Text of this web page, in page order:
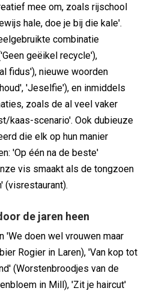
mee om, zoals rijschool
hale, doe je bij die kale'.
combinatie
geëikel recycle'),
fidus'), nieuwe woorden
'Jeselfie'), en inmiddels
zoals de al veel vaker
kaas-scenario'. Ook dubieuze
die elk op hun manier
'Op één na de beste'
vis smaakt als de tongzoen
(visrestaurant).
de jaren heen
'We doen wel vrouwen maar
Rogier in Laren), 'Van kop tot
(Worstenbroodjes van de
in Mill), 'Zit je haircut'